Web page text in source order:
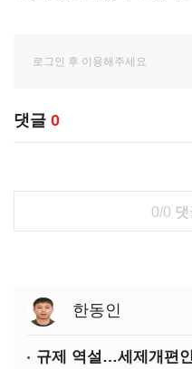
댓글 0
0/0 댓
한동인
규제 역설…세제개편